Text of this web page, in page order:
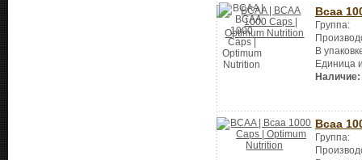
Bcaa
Группа:
В
Единица
Наличие:
Bcaa
Группа: